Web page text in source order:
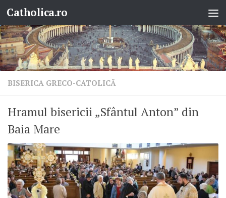
Skip to content
Catholica.ro
BISERICA GRECO-CATOLICĂ
Hramul bisericii „Sfântul Anton” din
Baia Mare